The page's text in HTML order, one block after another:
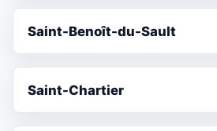
Saint-Benoît-du-Sault
Saint-Chartier